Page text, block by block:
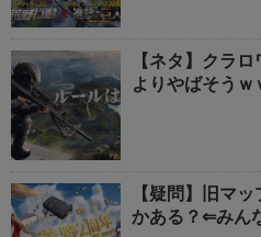
【ネタ】クラ
よりやばそうｗ
【疑問】旧マ
かある？⇐みん